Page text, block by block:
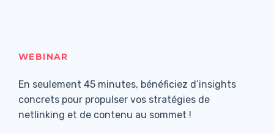
WEBINAR
En seulement 45 minutes, bénéficiez d’insights
concrets pour propulser vos stratégies de
netlinking et de contenu au sommet !